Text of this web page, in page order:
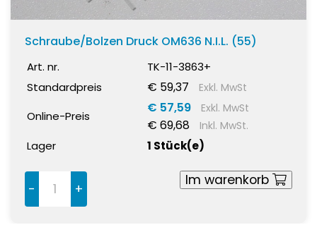
Schraube/Bolzen Druck OM636 N.I.L. (55)
Art. nr.
TK-11-3863+
Standardpreis
€ 59,37 Exkl. MwSt
Online-Preis
€ 57,59 Exkl. MwSt
€ 69,68 Inkl. MwSt.
Lager 1 Stück(e)
- +
Im warenkorb